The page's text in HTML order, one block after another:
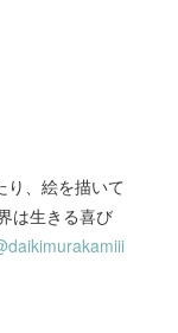
り、絵を描いて
は生きる喜び